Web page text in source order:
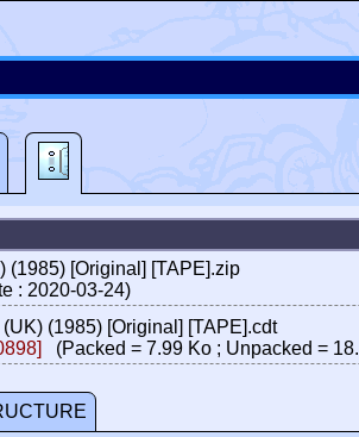
(1985) [Original] [TAPE].zip
: 2020-03-24)
(1985) [Original] [TAPE].cdt
(Packed = 7.99 Ko ; Unpacked =